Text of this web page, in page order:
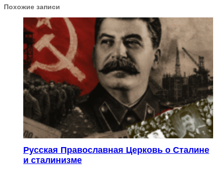
Похожие записи
Русская Православная Церковь о Сталине
и сталинизме